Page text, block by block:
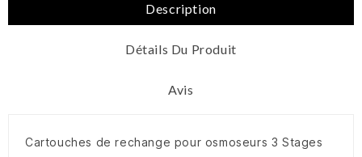
Description
Détails Du Produit
Avis
Cartouches de rechange pour osmoseurs 3 Stages